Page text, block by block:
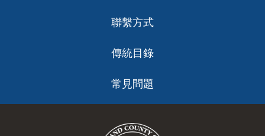
聯繫方式
傳統目錄
常見問題